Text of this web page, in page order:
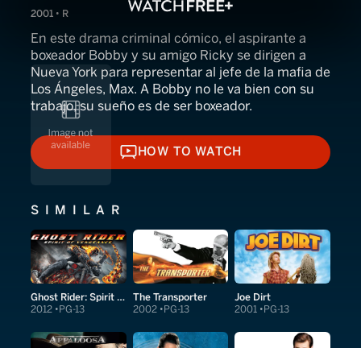
2001 • R
En este drama criminal cómico, el aspirante a
boxeador Bobby y su amigo Ricky se dirigen a
Nueva York para representar al jefe de la mafia de
Los Ángeles, Max. A Bobby no le va bien con su
trabajo, su sueño es de ser boxeador.
HOW TO WATCH
HOW TO WATCH
SIMILAR
Ghost Rider: Spirit of Vengeance
2012 PG-13
The Transporter
2002 PG-13
Joe Dirt
2001 PG-13